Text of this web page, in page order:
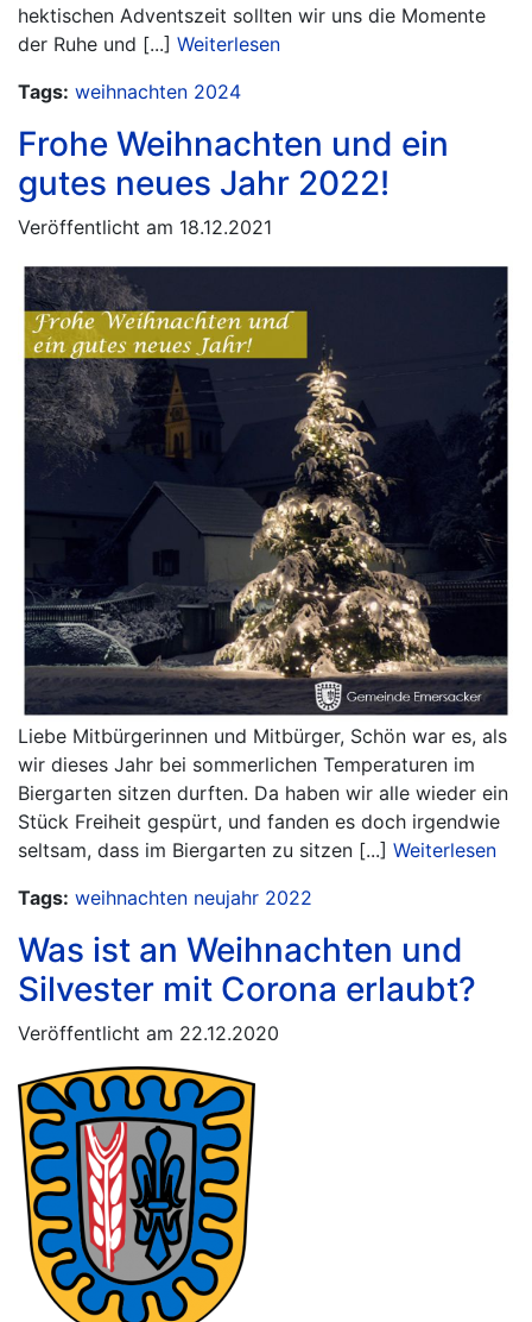
hektischen Adventszeit sollten wir uns die Momente
der Ruhe und [...] Weiterlesen
Tags: weihnachten 2024
Frohe Weihnachten und ein
gutes neues Jahr 2022!
Veröffentlicht am 18.12.2021
Liebe Mitbürgerinnen und Mitbürger, Schön war es, als
wir dieses Jahr bei sommerlichen Temperaturen im
Biergarten sitzen durften. Da haben wir alle wieder ein
Stück Freiheit gespürt, und fanden es doch irgendwie
seltsam, dass im Biergarten zu sitzen [...] Weiterlesen
Tags: weihnachten neujahr 2022
Was ist an Weihnachten und
Silvester mit Corona erlaubt?
Veröffentlicht am 22.12.2020